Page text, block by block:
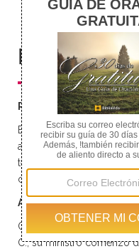
Hosea 7
Hosea 8
Hosea 12
Hosea 13
Resumen
Resumen del libro de
Este resumen del libro
acerca del título, los
temas, teología, ideas
capítulos del libro de
Autor y Fecha
Oseas hijo de Beeri,
C., su ministro comenzó